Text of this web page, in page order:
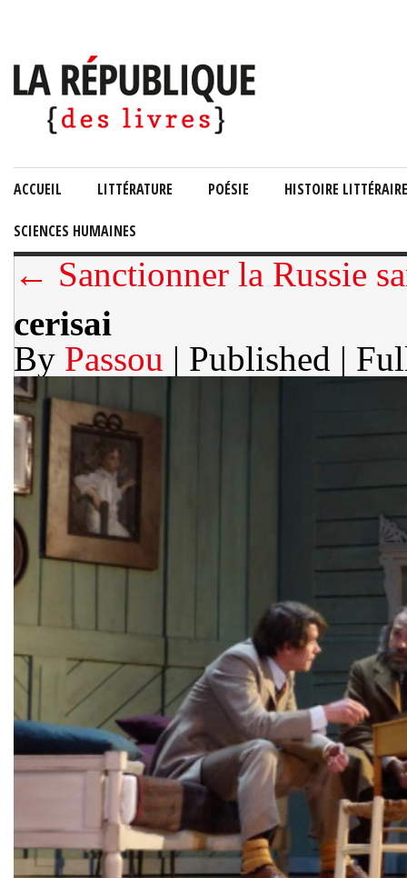
ACCUEIL LITTÉRATURE POÉSIE HISTOIRE LITTÉRAIRE
SCIENCES HUMAINES
← Sanctionner la Russie
cerisai
By Passou | Published |